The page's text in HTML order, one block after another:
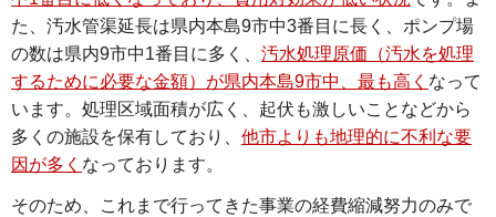
た、汚水管渠延長は県内本島9市中3番目に長く、ポンプ場
の数は県内9市中1番目に多く、 汚水処理原価（汚水を処理
するために必要な金額）が県内本島9市中、最も高く なって
います。処理区域面積が広く、起伏も激しいことなどから
多くの施設を保有しており、 他市よりも地理的に不利な要
因が多く なっております。
そのため、これまで行ってきた事業の経費縮減努力のみで